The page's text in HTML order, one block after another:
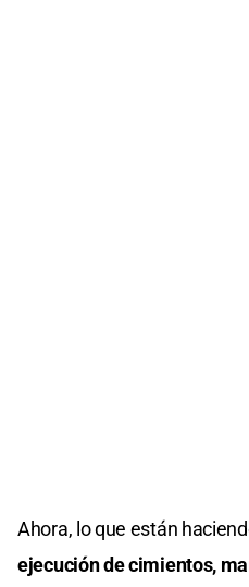
Ahora, lo que están
ejecución de cimientos,